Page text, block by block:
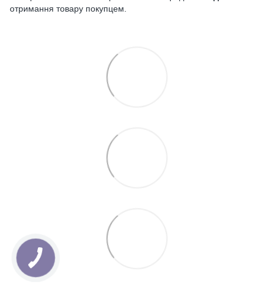
отримання товару покупцем.